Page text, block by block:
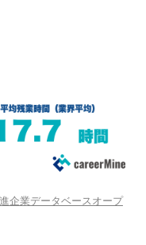
企業データベースオープ